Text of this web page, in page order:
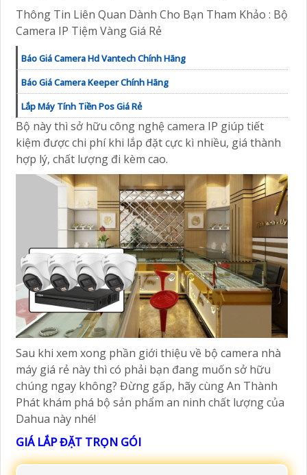
Thông Tin Liên Quan Dành Cho Bạn Tham Khảo : Bộ
Camera IP Tiệm Vàng Giá Rẻ
Báo Giá Camera Hd Vantech Chính Hãng
Báo Giá Camera Keeper Chính Hãng
Lắp Máy Tính Tiền Pos Giá Rẻ
Bộ này thì sở hữu công nghệ camera IP giúp tiết
kiệm được chi phí khi lắp đặt cực kì nhiều, giá thành
hợp lý, chất lượng đi kèm cao.
Sau khi xem xong phần giới thiệu về bộ camera nhà
máy giá rẻ này thì có phải bạn đang muốn sở hữu
chúng ngay không? Đừng gấp, hãy cùng An Thành
Phát khám phá bộ sản phẩm an ninh chất lượng của
Dahua này nhé!
GIÁ LẮP ĐẶT TRỌN GÓI